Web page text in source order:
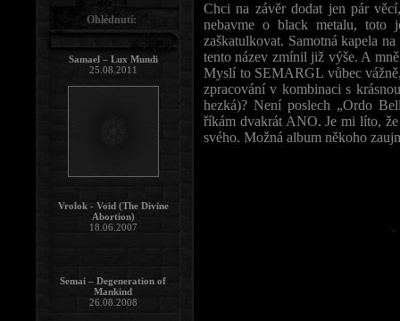
Chci na závěr dodat jen pár
nebavme o black metalu, toto
zaškatulkovat. Samotná kapela
tento název zmínil již výše. A
Myslí to SEMARGL vůbec
zpracování v kombinaci s
hezká)? Není poslech „Ordo
říkám dvakrát ANO. Je mi líto,
svého. Možná album někoho
Ohlédnutí:
Samael – Lux Mundi
25.08.2011
Vrolok - Void (The Divine
Abortion)
18.06.2007
Semai – Degeneration of
Mankind
26.08.2008